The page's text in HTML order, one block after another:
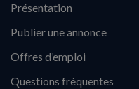
Présentation
Publier une annonce
Offres d’emploi
Questions fréquentes